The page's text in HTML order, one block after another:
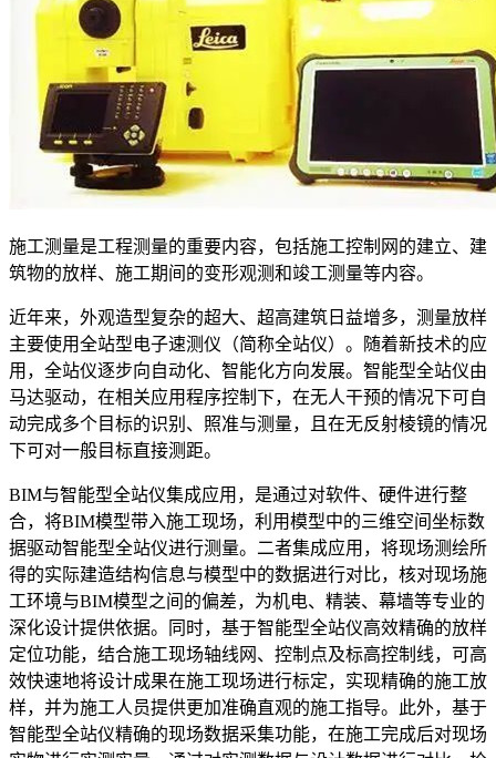
施工测量是工程测量的重要内容，包括施工控制网的建立、建
筑物的放样、施工期间的变形观测和竣工测量等内容。
近年来，外观造型复杂的超大、超高建筑日益增多，测量放样
主要使用全站型电子速测仪（简称全站仪）。随着新技术的应
用，全站仪逐步向自动化、智能化方向发展。智能型全站仪由
马达驱动，在相关应用程序控制下，在无人干预的情况下可自
动完成多个目标的识别、照准与测量，且在无反射棱镜的情况
下可对一般目标直接测距。
BIM与智能型全站仪集成应用，是通过对软件、硬件进行整
合，将BIM模型带入施工现场，利用模型中的三维空间坐标数
据驱动智能型全站仪进行测量。二者集成应用，将现场测绘所
得的实际建造结构信息与模型中的数据进行对比，核对现场施
工环境与BIM模型之间的偏差，为机电、精装、幕墙等专业的
深化设计提供依据。同时，基于智能型全站仪高效精确的放样
定位功能，结合施工现场轴线网、控制点及标高控制线，可高
效快速地将设计成果在施工现场进行标定，实现精确的施工放
样，并为施工人员提供更加准确直观的施工指导。此外，基于
智能型全站仪精确的现场数据采集功能，在施工完成后对现场